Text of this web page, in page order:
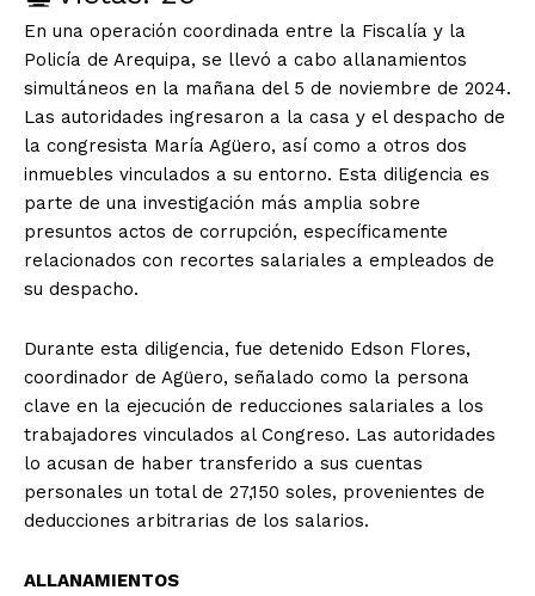
En una operación coordinada entre la Fiscalía y la
Policía de Arequipa, se llevó a cabo allanamientos
simultáneos en la mañana del 5 de noviembre de 2024.
Las autoridades ingresaron a la casa y el despacho de
la congresista María Agüero, así como a otros dos
inmuebles vinculados a su entorno. Esta diligencia es
parte de una investigación más amplia sobre
presuntos actos de corrupción, específicamente
relacionados con recortes salariales a empleados de
su despacho.
Durante esta diligencia, fue detenido Edson Flores,
coordinador de Agüero, señalado como la persona
clave en la ejecución de reducciones salariales a los
trabajadores vinculados al Congreso. Las autoridades
lo acusan de haber transferido a sus cuentas
personales un total de 27,150 soles, provenientes de
deducciones arbitrarias de los salarios.
ALLANAMIENTOS